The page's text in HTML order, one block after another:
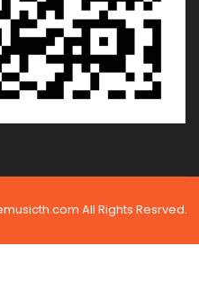
All Rights Resrved.